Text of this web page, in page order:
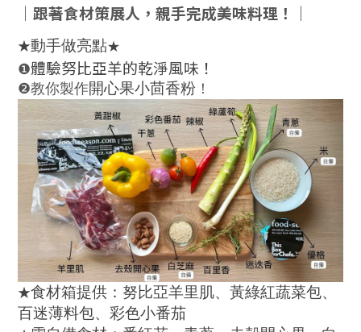
｜跟著食材策展人，親手完成美味料理！｜
★動手做亮點★
❶體驗努比亞羊的乾淨風味！
❷教你製作開心果小茴香粉 ！
★食材箱提供： 努比亞羊里肌、黃綠紅蔬菜包、
百迷薄料包、 彩色小番茄